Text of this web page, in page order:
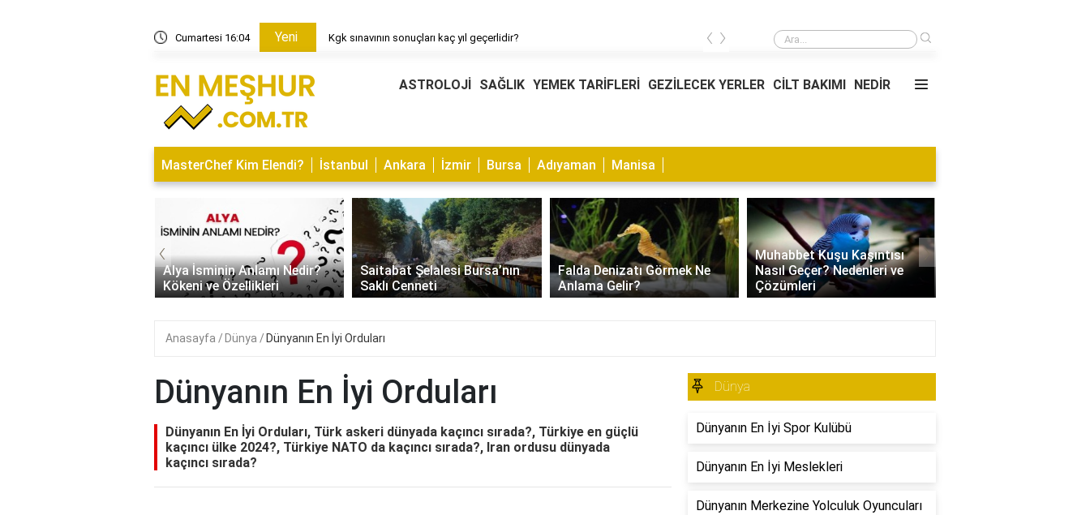
Cumartesi 16:04 Yeni Kgk sınavının sonuçları kaç yıl geçerlidir? Kgk sınavının sonuçları kaç yıl geçerlidir?
‹ ›
ASTROLOJİ SAĞLIK YEMEK TARİFLERİ GEZİLECEK YERLER CİLT BAKIMI NEDİR
MasterChef Kim Elendi? İstanbul Ankara İzmir Bursa Adıyaman Manisa
Saitabat Şelalesi Bursa’nın
Saklı Cenneti
Falda Denizatı Görmek Ne
Anlama Gelir?
Muhabbet Kuşu Kaşıntısı
Nasıl Geçer? Nedenleri ve
Çözümleri
Edamame Nedir? Faydaları,
Tüketimi ve Tarif Önerileri
‹ ›
Anasayfa Dünya Dünyanın En İyi Orduları
Dünyanın En İyi Orduları
Dünyanın En İyi Orduları, Türk askeri dünyada kaçıncı sırada?, Türkiye en güçlü
kaçıncı ülke 2024?, Türkiye NATO da kaçıncı sırada?, Iran ordusu dünyada
kaçıncı sırada?
Dünya
Dünyanın En İyi Spor Kulübü
Dünyanın En İyi Meslekleri
Dünyanın Merkezine Yolculuk Oyuncuları